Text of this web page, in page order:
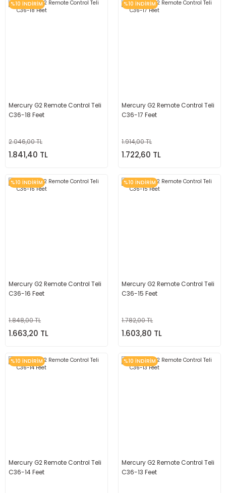
%10 İNDİRİM
Mercury G2 Remote Control Teli
C36-18 Feet
2.046,00 TL
1.841,40 TL
%10 İNDİRİM
Mercury G2 Remote Control Teli
C36-17 Feet
1.914,00 TL
1.722,60 TL
%10 İNDİRİM
Mercury G2 Remote Control Teli
C36-16 Feet
1.848,00 TL
1.663,20 TL
%10 İNDİRİM
Mercury G2 Remote Control Teli
C36-15 Feet
1.782,00 TL
1.603,80 TL
%10 İNDİRİM
Mercury G2 Remote Control Teli
C36-14 Feet
%10 İNDİRİM
Mercury G2 Remote Control Teli
C36-13 Feet